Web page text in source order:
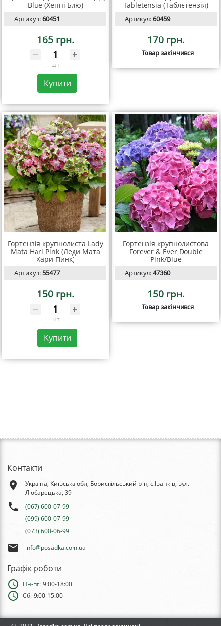
Blue (Хеппі Блю)
Артикул:60451
165 грн.
шт
Купити
Tabletensia (Таблетензія)
Артикул:60459
170 грн.
Товар закінчився
Гортензія крупнолиста Lady
Mata Hari Pink (Леди Мата
Хари Пинк)
Артикул:55477
150 грн.
шт
Купити
Гортензія крупнолистова
Forever & Ever Double
Pink/Blue
Артикул:47360
150 грн.
Товар закінчився
Контакти
place
Україна, Київська обл, Бориспільський р-н, с.Іванків, вул.
Любарецька, 39
phone
(067) 600-07-99
(099) 600-07-99
(073) 600-06-99
email info@posadka.com.ua
Графік роботи
schedule Пн-пт: 9:00-18:00
schedule Сб: 9:00-15:00